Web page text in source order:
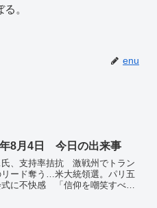
。
enu
8月4日 今日の出来事
氏、支持率拮抗 激戦州でトラン
リード奪う…米大統領選。パリ五
に不快感 「信仰を嘲笑すべき